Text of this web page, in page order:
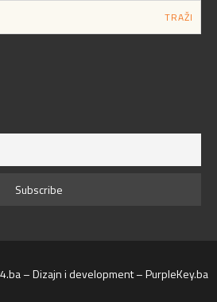
– Dizajn i development – PurpleKey.ba